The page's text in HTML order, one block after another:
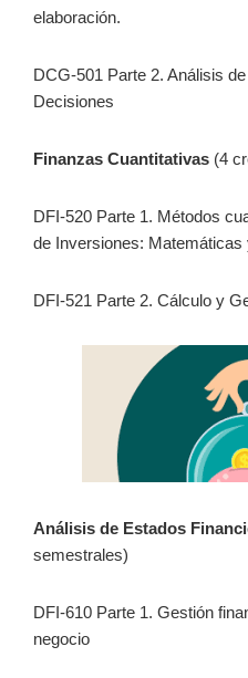
elaboración.
DCG-501 Parte 2. Análisis
Decisiones
Finanzas Cuantitativas (4
DFI-520 Parte 1. Métodos
de Inversiones:
DFI-521 Parte 2. Cálculo y
Análisis de Estados
semestrales)
DFI-610 Parte 1. Gestión
negocio